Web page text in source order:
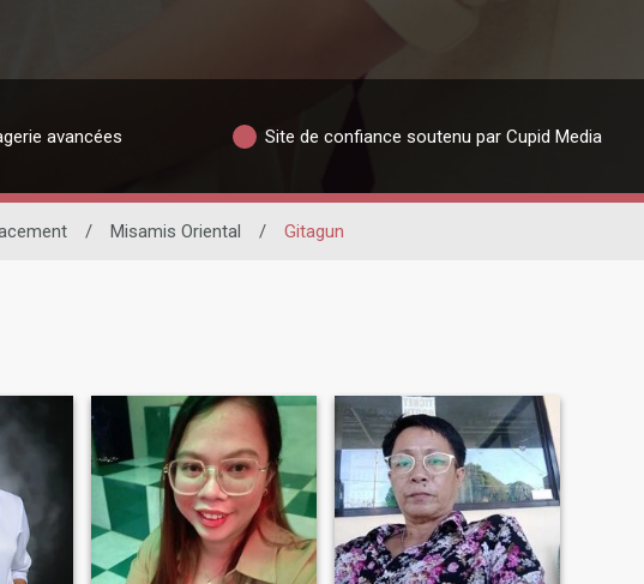
avancées Site de confiance soutenu par Cupid Media
/ Misamis Oriental / Gitagun